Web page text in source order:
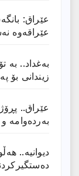
عێراق:
عێراقەوە
زیندانی بۆ
عێراق..
بەردەوامە
دیوانیە..
دەستگیركردنی 30 بەرپرس